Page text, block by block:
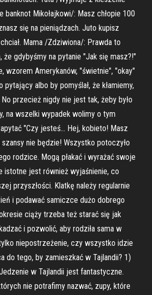
banknot Mikołajkowi/: Masz chłopie 100
się na pieniądzach. Juto kupisz
Mama /Zdziwiona/: Prawda to
że gdybyśmy na pytanie "Jak się masz?!"
wzorem Amerykanów, "świetnie", "okay"
albo by pomyślał, że kłamiemy,
No przecież nigdy nie jest tak, żeby było
na wszelki wypadek wolimy o tym
"Czy jesteś… Hej, kobieto! Masz
nie będzie! Wszystko potoczyło
rodzice. Mogą płakać i wyrażać swoje
istotne jest również wyjaśnienie, co
przyszłości. Klatkę należy regularnie
i podawać samiczce dużo dobrego
ciąży trzeba też starać się jak
i pozwolić, aby rodziła sama w
niepostrzeżenie, czy wszystko idzie
do tego, by zamieszkać w Tajlandii? 1)
w Tajlandii jest fantastyczne.
nie potrafimy nazwać, zupy, które